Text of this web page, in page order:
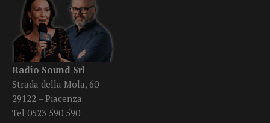
Radio Sound Srl
Strada della Mola, 60
29122 – Piacenza
Tel 0523 590 590